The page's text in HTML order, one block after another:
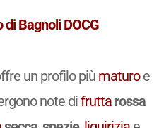
Bagnoli DOCG
un profilo più maturoe
note difruttarossa